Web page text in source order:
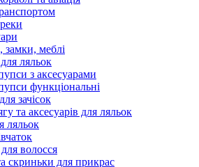
замки, меблі
ляльок
з аксесуарами
функціональні
зачісок
та аксесуарів для ляльок
ляльок
волосся
скриньки для прикрас